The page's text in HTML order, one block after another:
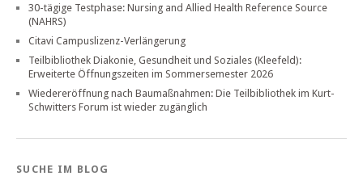
30-tägige Testphase: Nursing and Allied Health Reference Source
(NAHRS)
Citavi Campuslizenz-Verlängerung
Teilbibliothek Diakonie, Gesundheit und Soziales (Kleefeld):
Erweiterte Öffnungszeiten im Sommersemester 2026
Wiedereröffnung nach Baumaßnahmen: Die Teilbibliothek im Kurt-
Schwitters Forum ist wieder zugänglich
SUCHE IM BLOG